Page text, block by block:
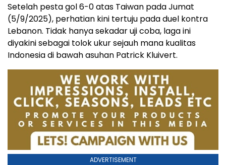
Setelah pesta gol 6-0 atas Taiwan pada Jumat
(5/9/2025), perhatian kini tertuju pada duel kontra
Lebanon. Tidak hanya sekadar uji coba, laga ini
diyakini sebagai tolok ukur sejauh mana kualitas
Indonesia di bawah asuhan Patrick Kluivert.
ADVERTISEMENT